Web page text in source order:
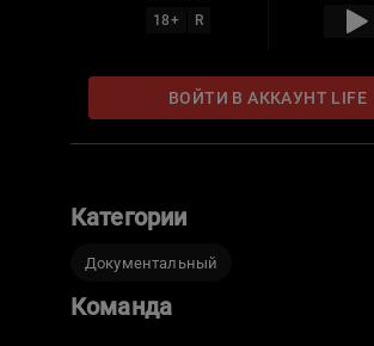
18+ R
ВОЙТИ В АККАУНТ LIFE
Категории
Документальный
Команда